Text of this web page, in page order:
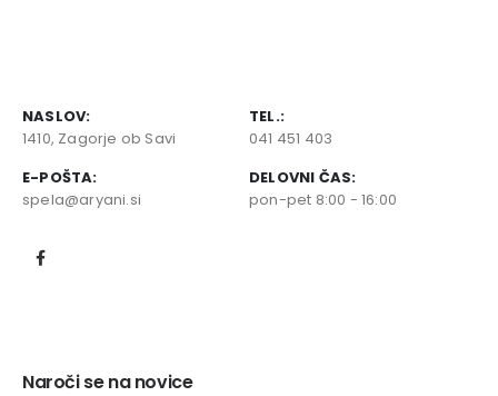
NASLOV:
1410, Zagorje ob Savi
TEL.:
041 451 403
E-POŠTA:
spela@aryani.si
DELOVNI ČAS:
pon-pet 8:00 - 16:00
Naroči se na novice